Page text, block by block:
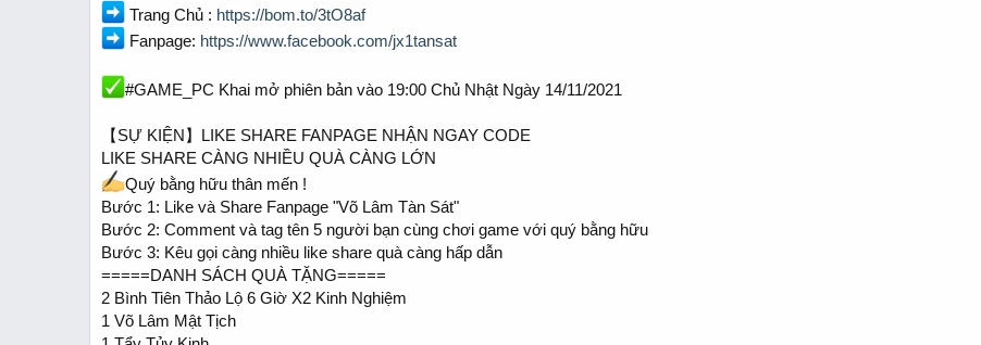
t
e
r
Trang Chủ : https://bom.to/3tO8af
Fanpage: https://www.facebook.com/jx1tansat
#GAME_PC Khai mở phiên bản vào 19:00 Chủ Nhật Ngày 14/11/2021
【SỰ KIỆN】LIKE SHARE FANPAGE NHẬN NGAY CODE
LIKE SHARE CÀNG NHIỀU QUÀ CÀNG LỚN
Quý bằng hữu thân mến !
Bước 1: Like và Share Fanpage "Võ Lâm Tàn Sát"
Bước 2: Comment và tag tên 5 người bạn cùng chơi game với quý bằng hữu
Bước 3: Kêu gọi càng nhiều like share quà càng hấp dẫn
=====DANH SÁCH QUÀ TẶNG=====
2 Bình Tiên Thảo Lộ 6 Giờ X2 Kinh Nghiệm
1 Võ Lâm Mật Tịch